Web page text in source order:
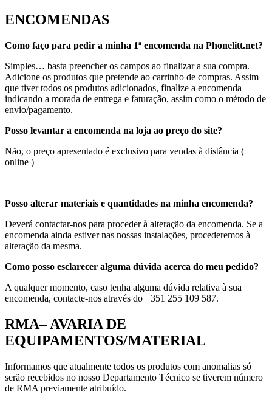
ENCOMENDAS
Como faço para pedir a minha 1ª encomenda na Phonelitt.net?
Simples… basta preencher os campos ao finalizar a sua compra.
Adicione os produtos que pretende ao carrinho de compras. Assim
que tiver todos os produtos adicionados, finalize a encomenda
indicando a morada de entrega e faturação, assim como o método de
envio/pagamento.
Posso levantar a encomenda na loja ao preço do site?
Não, o preço apresentado é exclusivo para vendas à distância (
online )
Posso alterar materiais e quantidades na minha encomenda?
Deverá contactar-nos para proceder à alteração da encomenda. Se a
encomenda ainda estiver nas nossas instalações, procederemos à
alteração da mesma.
Como posso esclarecer alguma dúvida acerca do meu pedido?
A qualquer momento, caso tenha alguma dúvida relativa à sua
encomenda, contacte-nos através do +351 255 109 587.
RMA– AVARIA DE
EQUIPAMENTOS/MATERIAL
Informamos que atualmente todos os produtos com anomalias só
serão recebidos no nosso Departamento Técnico se tiverem número
de RMA previamente atribuído.